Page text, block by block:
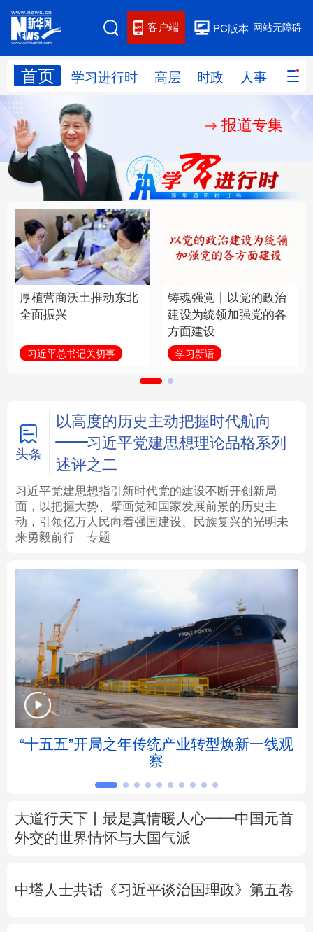
网站无障碍
PC版本
客户端
首页 学习进行时 高层 时政 人事 国际
网站地图
学习进行时 人事
国际 财经 网评
思客智库 全球连线 教育
科技 科创 量子 体育
文化 书画
访谈 视频 图片 政务
学术中国 乡村振兴 银龄 溯源中国
城市 旅游 能源 会展
彩票 娱乐 时尚 悦读
公益 一带一路 亚太网 上市公司
地方频道
北京 天津 河北 山西
辽宁 吉林 上海 江苏
浙江 安徽 福建 江西
四川 贵州 云南
报道专集
厚植营商沃土推动东北
全面振兴
习近平总书记关切事
铸魂强党丨以党的政治
建设为统领加强党的各
方面建设
学习新语
头条
以高度的历史主动把握时代航向
——习近平党建思想理论品格系列
述评之二
习近平党建思想指引新时代党的建设不断开创新局
面，以把握大势、擘画党和国家发展前景的历史主
动，引领亿万人民向着强国建设、民族复兴的光明未
来勇毅前行
专题
“十五五”开局之年传统产业转型焕新一线观
察
大道行天下丨最是真情暖人心——中国元首
外交的世界情怀与大国气派
中塔人士共话《习近平谈治国理政》第五卷